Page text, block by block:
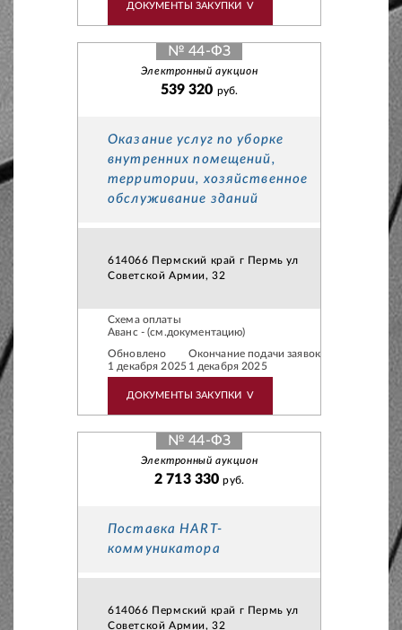
ДОКУМЕНТЫ ЗАКУПКИ V
№ 44-ФЗ
Электронный аукцион
539 320 руб.
Оказание услуг по уборке
внутренних помещений,
территории, хозяйственное
обслуживание зданий
614066 Пермский край г Пермь ул
Советской Армии, 32
Схема оплаты
Аванс - (см.документацию)
Обновлено
1 декабря 2025
Окончание подачи заявок
1 декабря 2025
ДОКУМЕНТЫ ЗАКУПКИ V
№ 44-ФЗ
Электронный аукцион
2 713 330руб.
Поставка HART-
коммуникатора
614066 Пермский край г Пермь ул
Советской Армии, 32